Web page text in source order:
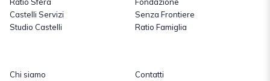
Castelli Servizi
Studio Castelli
Senza Frontiere
Ratio Famiglia
Chi siamo
Contatti